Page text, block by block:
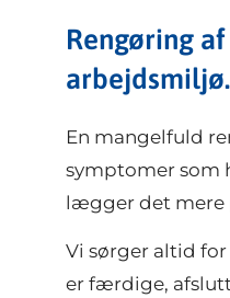
Rengøring
arbejdsmiljø.
En mangelfuld
symptomer som
lægger det mere
Vi sørger altid
er færdige,